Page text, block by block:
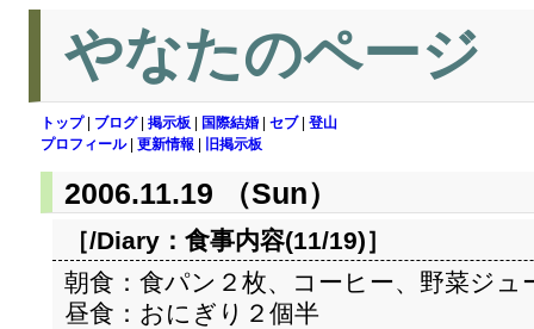
やなたのページ
トップ| ブログ| 掲示板 国際結婚 セブ| 登山
プロフィール| 更新情報 旧掲示板
2006.11.19 （Sun）
［/Diary： 食事内容(11/19)］
朝食：食パン２枚、コーヒー、野菜ジュ
昼食：おにぎり２個半